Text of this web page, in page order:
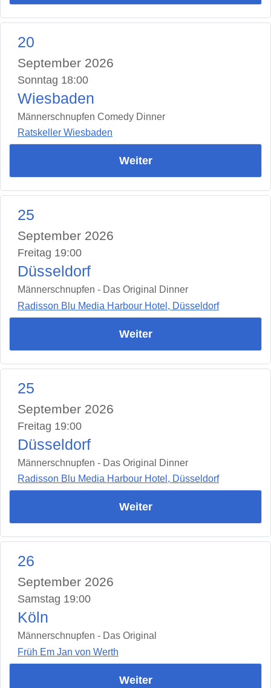
20
September 2026
Sonntag 18:00
Wiesbaden
Männerschnupfen Comedy Dinner
Ratskeller Wiesbaden
Weiter
25
September 2026
Freitag 19:00
Düsseldorf
Männerschnupfen - Das Original Dinner
Radisson Blu Media Harbour Hotel, Düsseldorf
Weiter
25
September 2026
Freitag 19:00
Düsseldorf
Männerschnupfen - Das Original Dinner
Radisson Blu Media Harbour Hotel, Düsseldorf
Weiter
26
September 2026
Samstag 19:00
Köln
Männerschnupfen - Das Original
Früh Em Jan von Werth
Weiter